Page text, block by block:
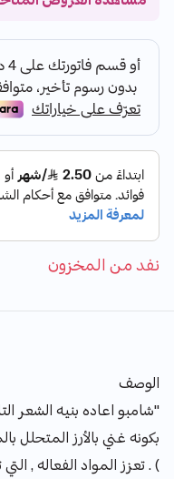
نفد من المخزون
الوصف
"شامبو اعاده بنيه الشعر
بكونه غني بالأرز المتحلل
) . تعزز المواد الفعاله ,